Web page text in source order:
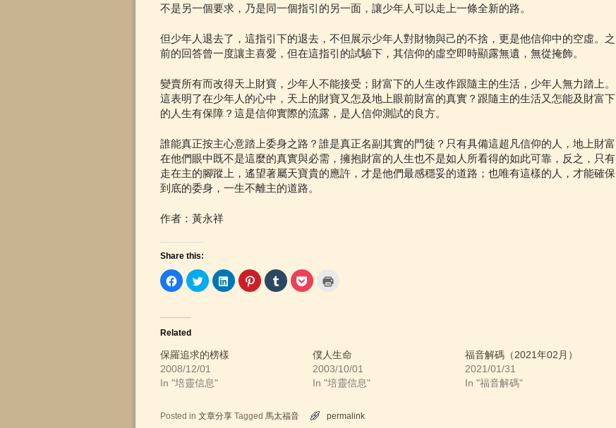
不是另一個要求，乃是同一個指引的另一面，讓少年人可以走上一條全新的路。
但少年人退去了，這指引下的退去，不但展示少年人對財物與己的不捨，更是他信仰中的空虛。之
前的回答曾一度讓主喜愛，但在這指引的試驗下，其信仰的虛空即時顯露無遺，無從掩飾。
變賣所有而改得天上財寶，少年人不能接受；財富下的人生改作跟隨主的生活，少年人無力踏上。
這表明了在少年人的心中，天上的財寶又怎及地上眼前財富的真實？跟隨主的生活又怎能及財富下
的人生有保障？這是信仰實際的流露，是人信仰測試的良方。
誰能真正按主心意踏上委身之路？誰是真正名副其實的門徒？只有具備這超凡信仰的人，地上財富
在他們眼中既不是這麼的真實與必需，擁抱財富的人生也不是如人所看得的如此可靠，反之，只有
走在主的腳蹤上，遙望著屬天寶貴的應許，才是他們最感穩妥的道路；也唯有這樣的人，才能確保
到底的委身，一生不離主的道路。
作者：黃永祥
Share this:
C
l
t
o
s
a
r
e
o
n
c
e
C
l
a
r
e
o
n
i
t
C
l
n
k
C
l
n
t
C
l
m
b
C
l
a
e
c
k
i
n
t
(
O
n
s
Related
保羅追求的榜樣
2008/12/01
In "培靈信息"
僕人生命
2003/10/01
In "培靈信息"
福音解碼（2021年02月）
2021/01/31
In "福音解碼"
Posted in 文章分享 Tagged 馬太福音 permalink